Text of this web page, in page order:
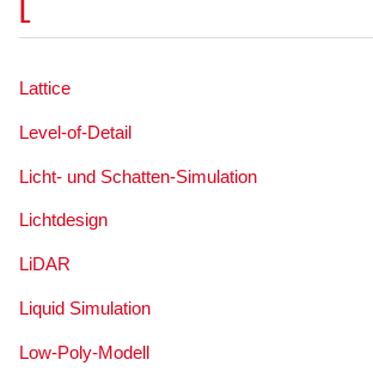
L
Lattice
Level-of-Detail
Licht- und Schatten-Simulation
Lichtdesign
LiDAR
Liquid Simulation
Low-Poly-Modell